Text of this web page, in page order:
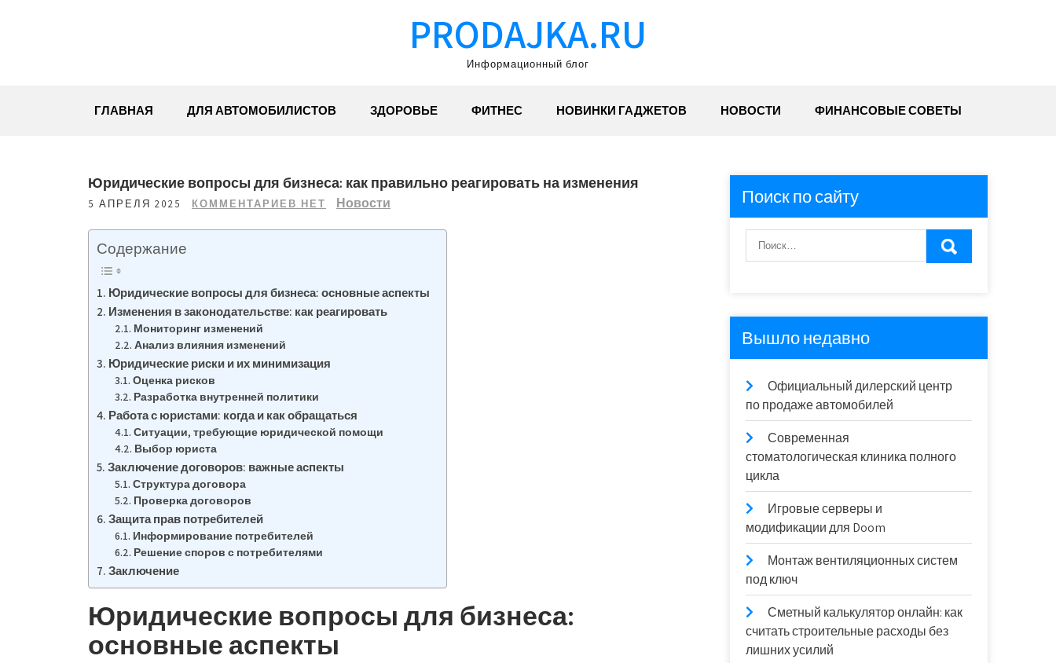
PRODAJKA.RU
Информационный блог
ГЛАВНАЯ ДЛЯ АВТОМОБИЛИСТОВ ЗДОРОВЬЕ ФИТНЕС НОВИНКИ ГАДЖЕТОВ НОВОСТИ ФИНАНСОВЫЕ СОВЕТЫ
Юридические вопросы для бизнеса: как правильно реагировать на изменения
5 АПРЕЛЯ 2025 КОММЕНТАРИЕВ НЕТ Новости
Содержание
Юридические вопросы для бизнеса: основные аспекты
Изменения в законодательстве: как реагировать
Мониторинг изменений
Анализ влияния изменений
Юридические риски и их минимизация
Оценка рисков
Разработка внутренней политики
Работа с юристами: когда и как обращаться
Ситуации, требующие юридической помощи
Выбор юриста
Заключение договоров: важные аспекты
Структура договора
Проверка договоров
Защита прав потребителей
Информирование потребителей
Решение споров с потребителями
Заключение
Юридические вопросы для бизнеса:
основные аспекты
Поиск по сайту
Вышло недавно
Официальный дилерский центр
по продаже автомобилей
Современная
стоматологическая клиника полного
цикла
Игровые серверы и
модификации для Doom
Монтаж вентиляционных систем
под ключ
Сметный калькулятор онлайн: как
считать строительные расходы без
лишних усилий